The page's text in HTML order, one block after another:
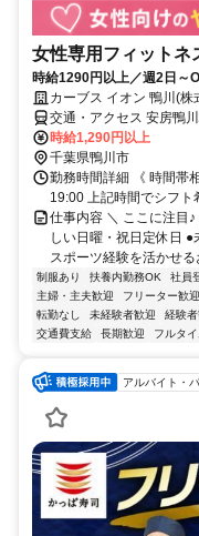
女性専用フィットネ
時給1290円以上／週2日～
カーブス イオン 鴨川(
交通・アクセス 安房鴨
時給1,290円以上
千葉県鴨川市
勤務時間詳細 《 時間帯
19:00 上記時間でシフト
仕事内容 ＼ ここに注目
しい日曜・祝日定休日
スポーツ経験を活かせ
制服あり 扶養内勤務OK 社員
主婦・主夫歓迎
フリーター歓迎
転勤なし
未経験者歓迎 経験
交通費支給
長期歓迎 フルタ
アルバイト・